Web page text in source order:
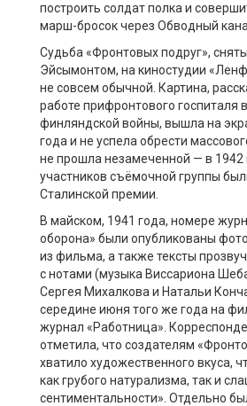
построить солдат полка и
марш-бросок через Обводный
Судьба «Фронтовых подруг»,
Эйсымонтом, на киностудии
не совсем обычной. Картина,
работе прифронтового госпиталя
финляндской войны, вышла на
года и не успела обрести
не прошла незамеченной — в 1942
участников съёмочной группы
Сталинской премии.
В майском, 1941 года, номере
оборона» были опубликованы
из фильма, а также тексты
с нотами (музыка Виссариона
Сергея Михалкова и Натальи
середине июня того же года на
журнал «Работница».
отметила, что создателям
хватило художественного вкуса,
как грубого натурализма, так и
сентиментальности». Отдельно